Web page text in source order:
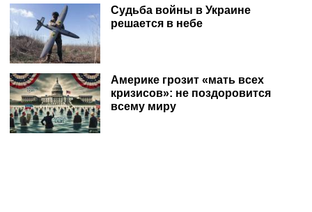
Судьба войны в Украине
решается в небе
Америке грозит «мать всех
кризисов»: не поздоровится
всему миру